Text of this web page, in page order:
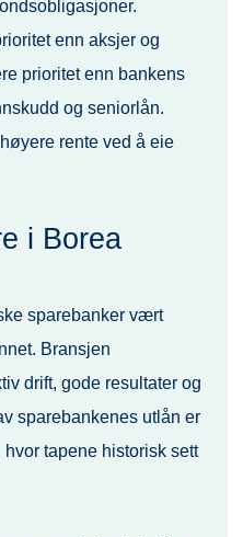
enn aksjer og
prioritet enn bankens
og seniorlån.
rente ved å eie
i Borea
sparebanker vært
Bransjen
drift, gode resultater og
sparebankenes utlån er
tapene historisk sett